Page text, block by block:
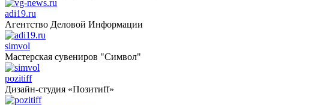
adi19.ru
Агентство Деловой Информации
simvol
Мастерская сувениров "Символ"
pozitiff
Дизайн-студия «Позитиff»